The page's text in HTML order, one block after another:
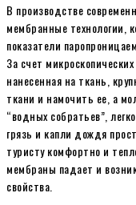
В производстве
мембранные технологии,
показатели
За счет
нанесенная на ткань,
ткани и намочить ее, а
“водных собратьев”,
грязь и капли дождя
туристу комфортно и
мембраны падает и
свойства.